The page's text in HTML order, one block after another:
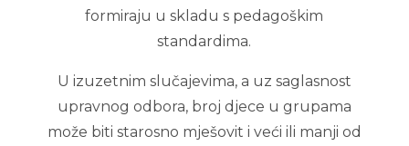
formiraju u skladu s pedagoškim
standardima.
U izuzetnim slučajevima, a uz saglasnost
upravnog odbora, broj djece u grupama
može biti starosno mješovit i veći ili manji od